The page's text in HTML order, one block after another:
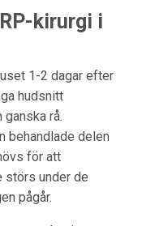
kirurgi i
1-2 dagar efter
hudsnitt
rå.
behandlade delen
för att
störs under de
pågår.